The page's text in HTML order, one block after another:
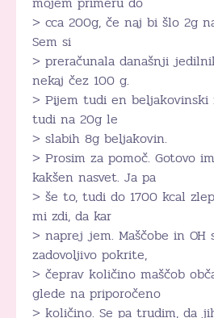
> cca 200g, če naj bi šlo 2g
Sem si
> preračunala današnji
nekaj čez 100 g.
> Pijem tudi en beljakovinski
tudi na 20g le
> slabih 8g beljakovin.
> Prosim za pomoč. Gotovo
kakšen nasvet. Ja pa
> še to, tudi do 1700 kcal
mi zdi, da kar
> naprej jem. Maščobe in OH
zadovoljivo pokrite,
> čeprav količino maščob
glede na priporočeno
> količino. Se pa trudim, da